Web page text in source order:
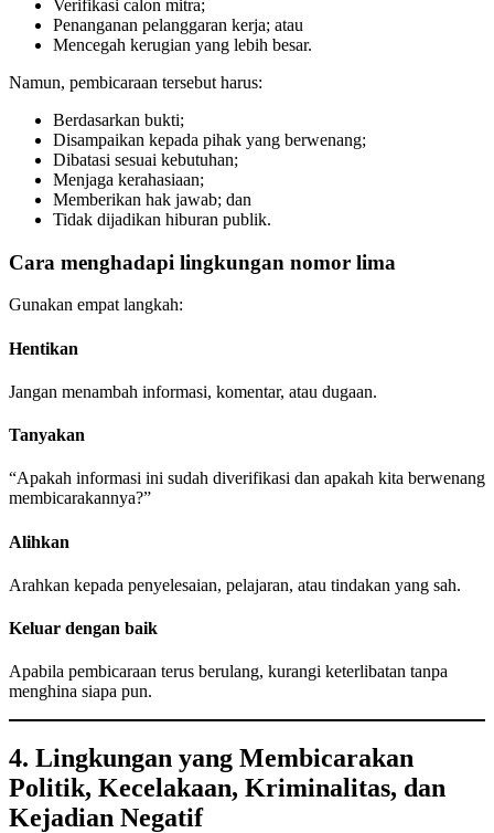
Verifikasi calon mitra;
Penanganan pelanggaran kerja; atau
Mencegah kerugian yang lebih besar.
Namun, pembicaraan tersebut harus:
Berdasarkan bukti;
Disampaikan kepada pihak yang berwenang;
Dibatasi sesuai kebutuhan;
Menjaga kerahasiaan;
Memberikan hak jawab; dan
Tidak dijadikan hiburan publik.
Cara menghadapi lingkungan nomor lima
Gunakan empat langkah:
Hentikan
Jangan menambah informasi, komentar, atau dugaan.
Tanyakan
“Apakah informasi ini sudah diverifikasi dan apakah kita berwenang
membicarakannya?”
Alihkan
Arahkan kepada penyelesaian, pelajaran, atau tindakan yang sah.
Keluar dengan baik
Apabila pembicaraan terus berulang, kurangi keterlibatan tanpa
menghina siapa pun.
4. Lingkungan yang Membicarakan
Politik, Kecelakaan, Kriminalitas, dan
Kejadian Negatif